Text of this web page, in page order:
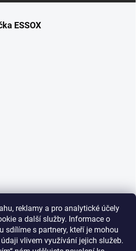
reklamy a pro analytické účely
a další služby. Informace o
sdílíme s partnery, kteří je mohou
vlivem využívání jejich služeb.
ESSOX